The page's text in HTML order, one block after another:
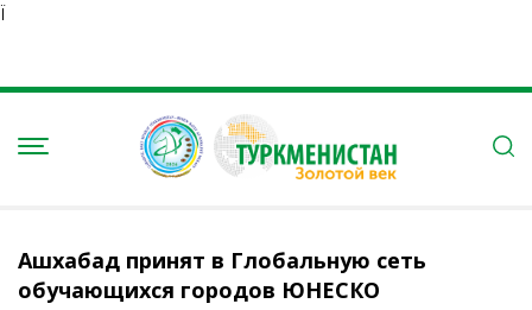
Ï
Ашхабад принят в Глобальную сеть
обучающихся городов ЮНЕСКО